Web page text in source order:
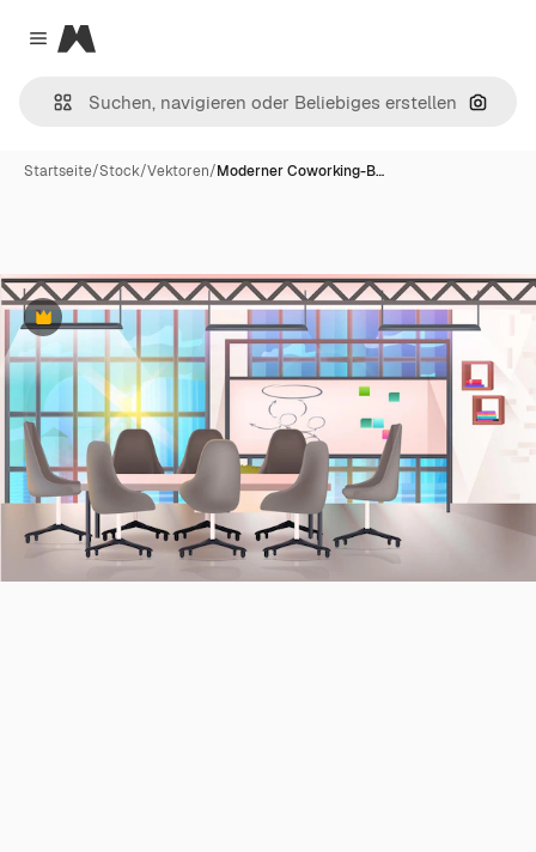
Close menu
Magnific
Nach
Startseite/Stock/Vektoren/Moderner Coworking-B…
Premium